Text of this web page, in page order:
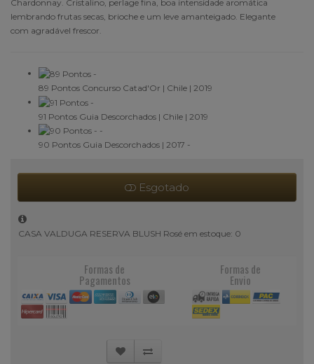
Chardonnay. Cristalino, perlage fina, boa intensidade aromática
lembrando frutas secas, brioche e um leve amanteigado. Elegante
com agradável frescor.
89 Pontos Concurso Catad'Or | Chile | 2019
91 Pontos Guia Descorchados | Chile | 2019
90 Pontos Guia Descorchados | 2017 -
Esgotado
CASA VALDUGA RESERVA BLUSH Rosé em estoque: 0
Formas de
Pagamentos
Formas de
Envio